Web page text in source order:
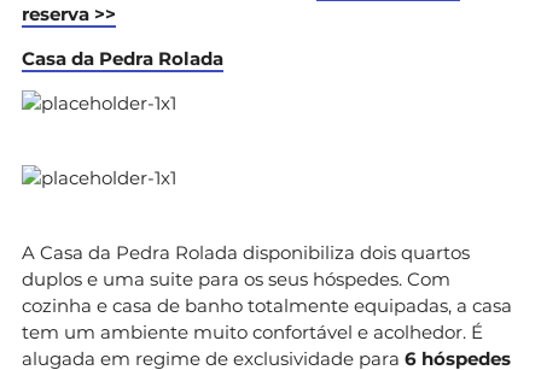
reserva >>
Casa da Pedra Rolada
A Casa da Pedra Rolada disponibiliza dois quartos
duplos e uma suite para os seus hóspedes. Com
cozinha e casa de banho totalmente equipadas, a casa
tem um ambiente muito confortável e acolhedor. É
alugada em regime de exclusividade para 6 hóspedes